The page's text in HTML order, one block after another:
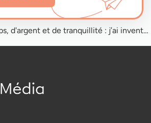
« Plus de temps, d'argent et de tranquillité : j’ai inventé l’entreprise déplafonnée »